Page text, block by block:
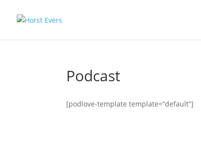
Podcast
[podlove-template template=“default“]